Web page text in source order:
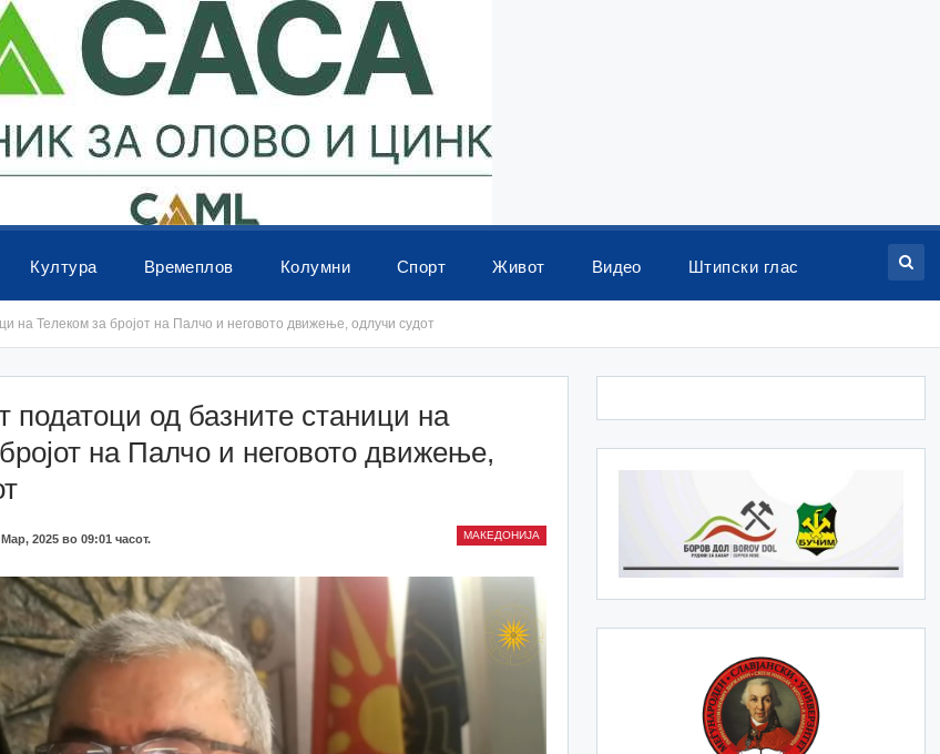
Култура Времеплов Колумни Спорт Живот Видео Штипски глас
на Телеком за бројот на Палчо и неговото движење, одлучи судот
податоци од базните станици на
на Палчо и неговото движење,
МАКЕДОНИЈА
2025 во 09:01 часот.